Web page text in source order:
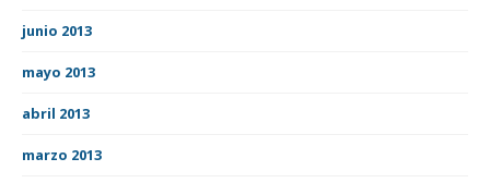
junio 2013
mayo 2013
abril 2013
marzo 2013